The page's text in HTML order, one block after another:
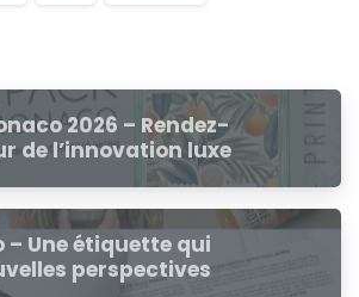
2026 – Rendez-
de l’innovation luxe
– Une étiquette qui
perspectives